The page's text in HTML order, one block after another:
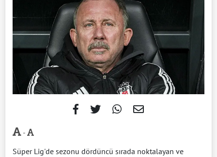
-
Süper Lig'de sezonu dördüncü sırada noktalayan ve